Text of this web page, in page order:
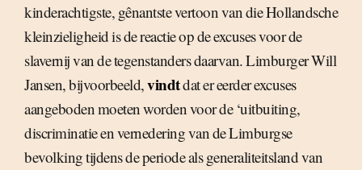
kinderachtigste, gênantste vertoon van die Hollandsche
kleinzieligheid is de reactie op de excuses voor de
slavernij van de tegenstanders daarvan. Limburger Will
Jansen, bijvoorbeeld,vindtdat er eerder excuses
aangeboden moeten worden voor de ‘uitbuiting,
discriminatie en vernedering van de Limburgse
bevolking tijdens de periode als generaliteitsland van